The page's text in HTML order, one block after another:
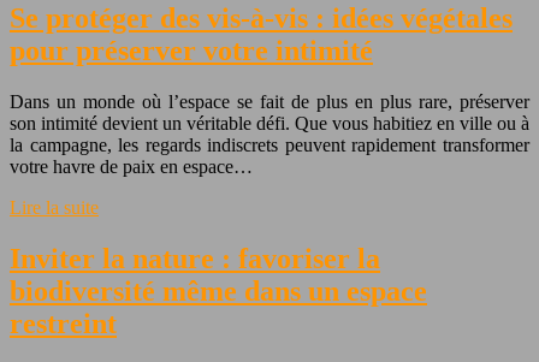
Se protéger des vis-à-vis : idées végétales
pour préserver votre intimité
Dans un monde où l’espace se fait de plus en plus rare, préserver
son intimité devient un véritable défi. Que vous habitiez en ville ou à
la campagne, les regards indiscrets peuvent rapidement transformer
votre havre de paix en espace…
Lire la suite
Inviter la nature : favoriser la
biodiversité même dans un espace
restreint